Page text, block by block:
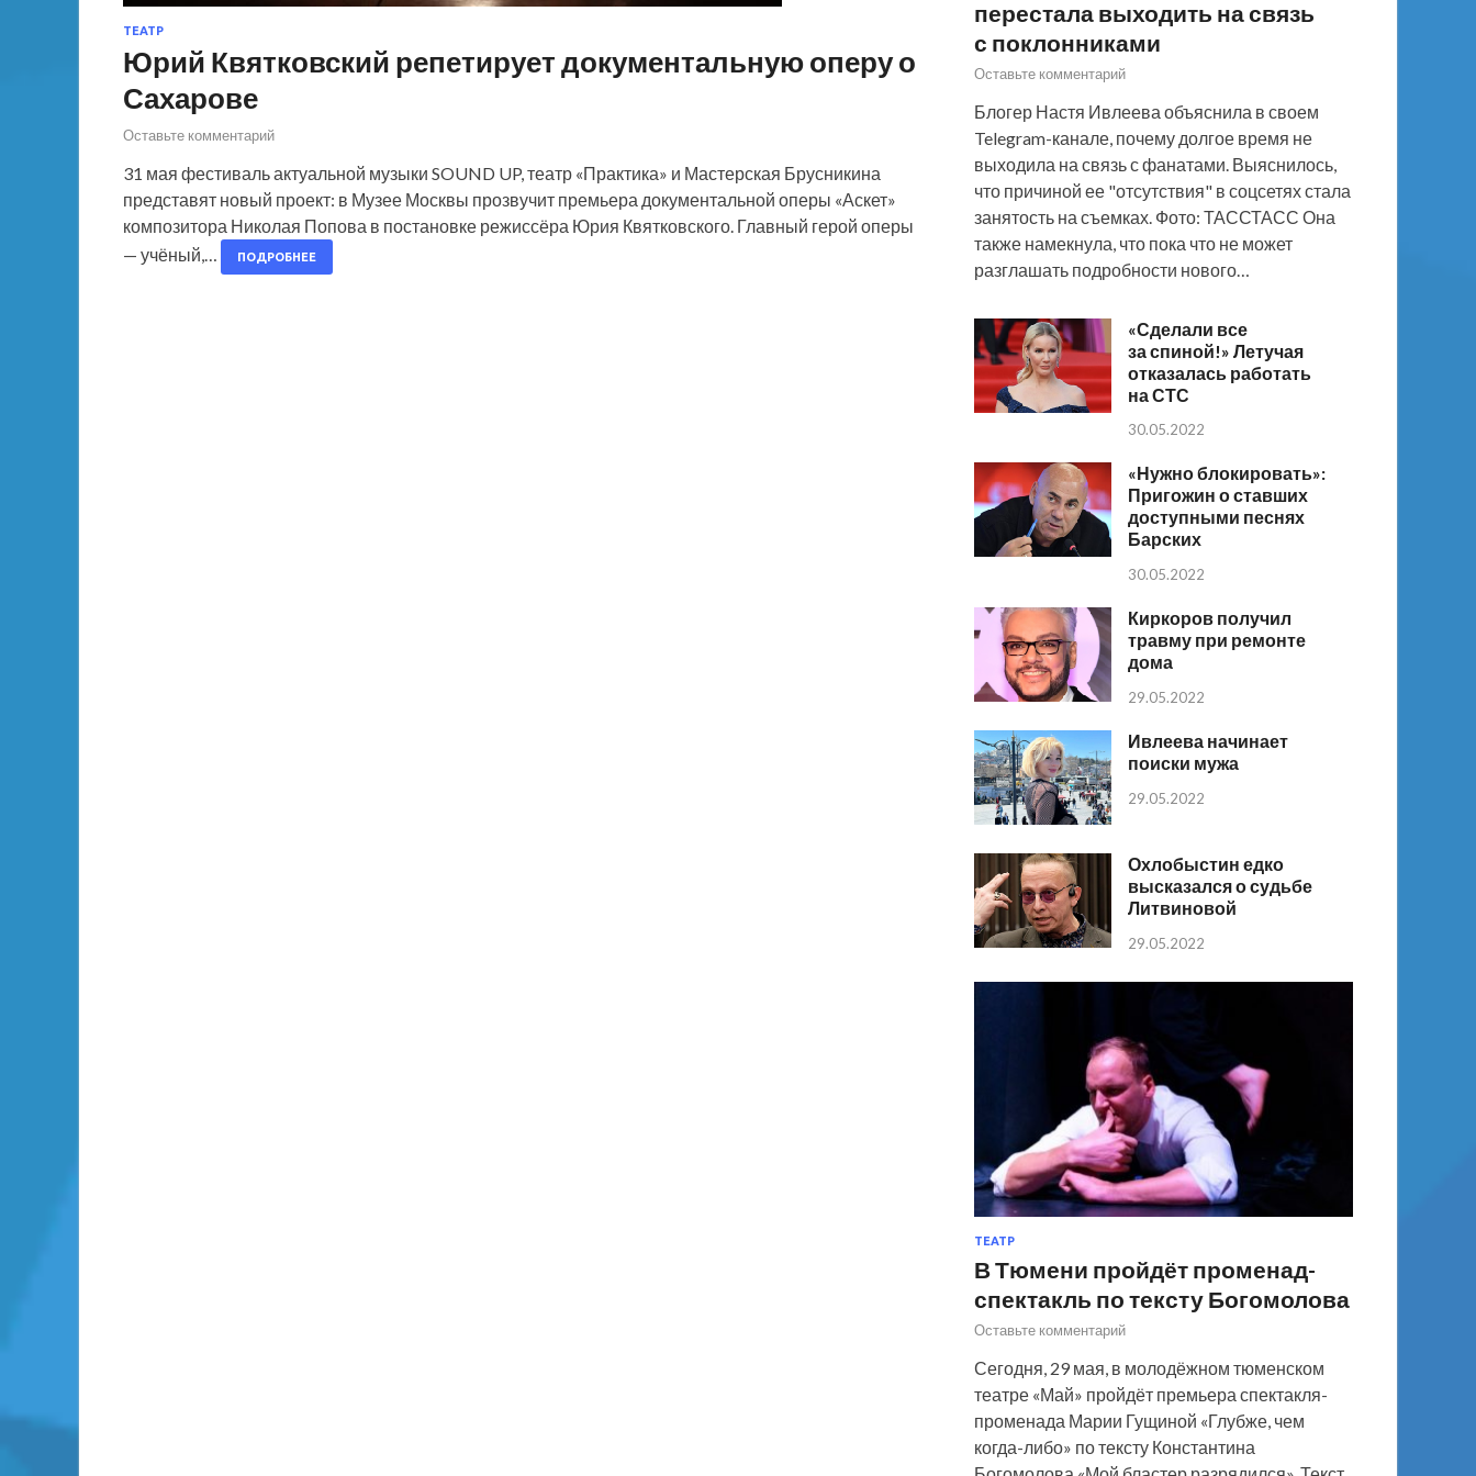
ТЕАТР
Юрий Квятковский репетирует документальную оперу о
Сахарове
Оставьте комментарий
31 мая фестиваль актуальной музыки SOUND UP, театр «Практика» и Мастерская Брусникина
представят новый проект: в Музее Москвы прозвучит премьера документальной оперы «Аскет»
композитора Николая Попова в постановке режиссёра Юрия Квятковского. Главный герой оперы
— учёный,…
ПОДРОБНЕЕ
перестала выходить на связь
с поклонниками
Оставьте комментарий
Блогер Настя Ивлеева объяснила в своем
Telegram-канале, почему долгое время не
выходила на связь с фанатами. Выяснилось,
что причиной ее "отсутствия" в соцсетях стала
занятость на съемках. Фото: ТАССТАСС Она
также намекнула, что пока что не может
разглашать подробности нового…
«Сделали все
за спиной!» Летучая
отказалась работать
на СТС
30.05.2022
«Нужно блокировать»:
Пригожин о ставших
доступными песнях
Барских
30.05.2022
Киркоров получил
травму при ремонте
дома
29.05.2022
Ивлеева начинает
поиски мужа
29.05.2022
Охлобыстин едко
высказался о судьбе
Литвиновой
29.05.2022
ТЕАТР
В Тюмени пройдёт променад-
спектакль по тексту Богомолова
Оставьте комментарий
Сегодня, 29 мая, в молодёжном тюменском
театре «Май» пройдёт премьера спектакля-
променада Марии Гущиной «Глубже, чем
когда-либо» по тексту Константина